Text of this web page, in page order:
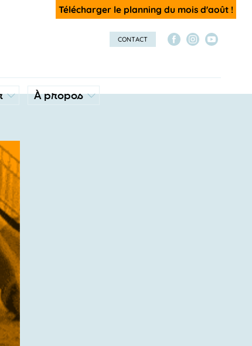
Télécharger le planning du mois d'août !
À propos
CONTACT